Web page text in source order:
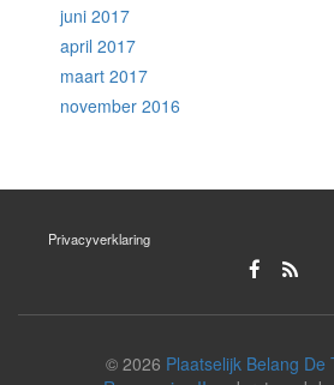
juni 2017
april 2017
maart 2017
november 2016
Privacyverklaring
© 2026 Plaatselijk Belang De